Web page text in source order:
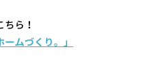
ら！
ムづくり。」